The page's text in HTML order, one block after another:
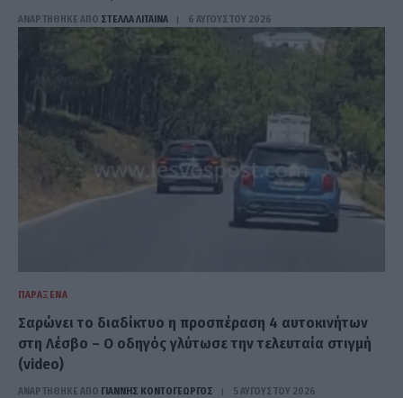
ΑΝΑΡΤΗΘΗΚΕ ΑΠΟ ΣΤΈΛΛΑ ΛΊΤΑΙΝΑ 6 ΑΥΓΟΎΣΤΟΥ 2026
ΠΑΡΆΞΕΝΑ
Σαρώνει το διαδίκτυο η προσπέραση 4 αυτοκινήτων
στη Λέσβο – Ο oδηγός γλύτωσε την τελευταία στιγμή
(video)
ΑΝΑΡΤΗΘΗΚΕ ΑΠΟ ΓΙΆΝΝΗΣ ΚΟΝΤΟΓΕΏΡΓΟΣ 5 ΑΥΓΟΎΣΤΟΥ 2026